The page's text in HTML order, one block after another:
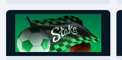
hjælpelinje påStopSpillet.dk